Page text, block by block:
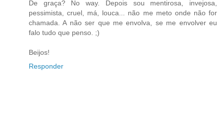
De graça? No way. Depois sou mentirosa, invejosa,
pessimista, cruel, má, louca... não me meto onde não for
chamada. A não ser que me envolva, se me envolver eu
falo tudo que penso. ;)
Beijos!
Responder